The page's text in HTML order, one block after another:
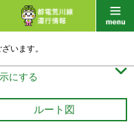
います。
にする 
ルート図